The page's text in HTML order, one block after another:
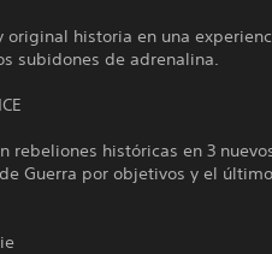
original historia en una
subidones de adrenalina.
rebeliones históricas en 3
Guerra por objetivos y el